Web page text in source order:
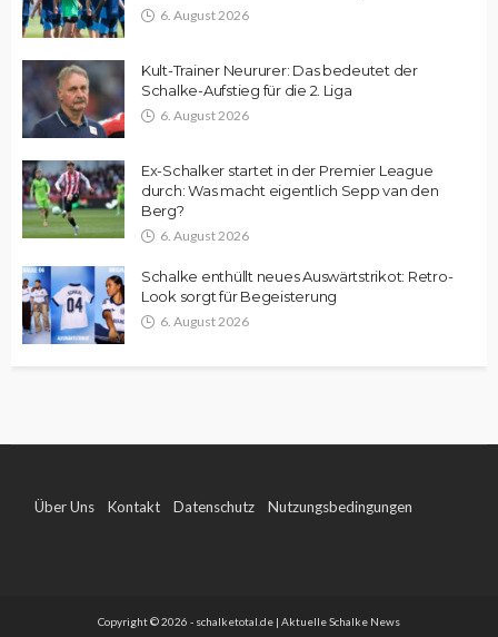
6. August 2026
Kult-Trainer Neururer: Das bedeutet der
Schalke-Aufstieg für die 2. Liga
6. August 2026
Ex-Schalker startet in der Premier League
durch: Was macht eigentlich Sepp van den
Berg?
6. August 2026
Schalke enthüllt neues Auswärtstrikot: Retro-
Look sorgt für Begeisterung
6. August 2026
Über Uns Kontakt Datenschutz Nutzungsbedingungen
Copyright © 2026 - schalketotal.de | Aktuelle Schalke News